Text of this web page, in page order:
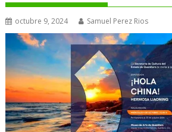
octubre 9, 2024 Samuel Perez Rios